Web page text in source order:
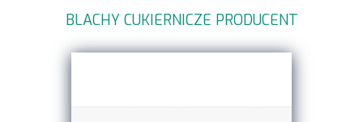
BLACHY CUKIERNICZE PRODUCENT